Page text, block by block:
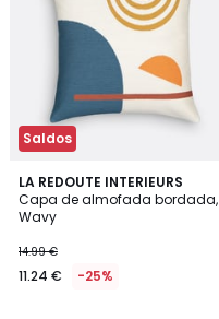
Saldos
LA REDOUTE INTERIEURS
Capa de almofada bordada,
Wavy
14.99 €
11.24 € -25%
4,4
/ 5